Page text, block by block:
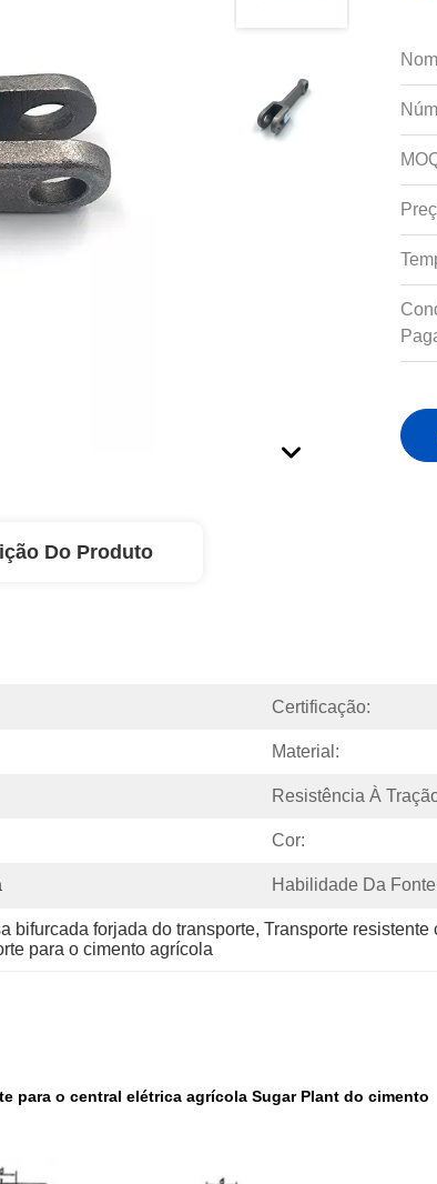
Do Produto
Certificação:
Material:
Resistência À
Cor:
Habilidade Da
bifurcada forjada do transporte, Transporte resistente
para o cimento agrícola
para o central elétrica agrícola Sugar Plant do cimento